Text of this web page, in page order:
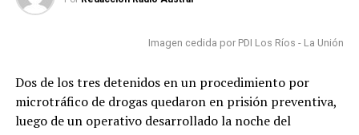
Posteriormente, el menor fue puesto a disposición del
Post Views: 50
Imagen cedida por PDI Los Ríos - La Unión
Dos de los tres detenidos en un procedimiento por
microtráfico de drogas quedaron en prisión preventiva,
luego de un operativo desarrollado la noche del